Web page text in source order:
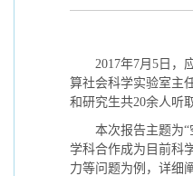
2017年7月 5 日，
算社会科学实验室主
和研究生共20余人听
本次报告主题为
学科合作成为目前科
力等问题为例，详细